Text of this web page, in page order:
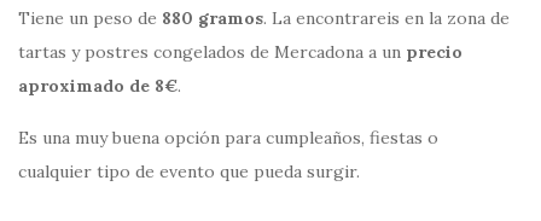
Tiene un peso de 880 gramos. La encontrareis en la zona de
tartas y postres congelados de Mercadona a un precio
aproximado de 8€.
Es una muy buena opción para cumpleaños, fiestas o
cualquier tipo de evento que pueda surgir.